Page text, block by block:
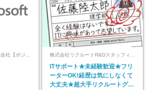
ITサポート★未経験歓迎★フリ
ーターOK!経歴は気にしなくて
大丈夫★超大手リクルートグル